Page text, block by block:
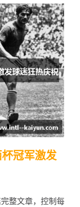
冠军激发
整文章，控制每